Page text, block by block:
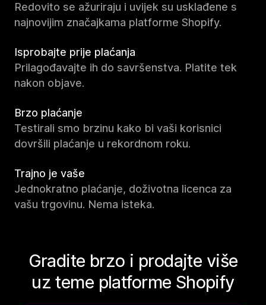
Redovito se ažuriraju i uvijek su usklađene s
najnovijim značajkama platforme Shopify.
Isprobajte prije plaćanja
Prilagođavajte ih do savršenstva. Platite tek
nakon objave.
Brzo plaćanje
Testirali smo brzinu kako bi vaši korisnici
dovršili plaćanje u rekordnom roku.
Trajno je vaše
Jednokratno plaćanje, doživotna licenca za
vašu trgovinu. Nema isteka.
Gradite brzo i prodajte više
uz teme platforme Shopify